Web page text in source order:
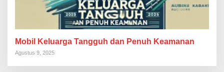
Mobil Keluarga Tangguh dan Penuh Keamanan
Agustus 9, 2025